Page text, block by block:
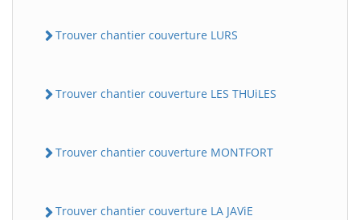
Trouver chantier couverture LURS
Trouver chantier couverture LES THUiLES
Trouver chantier couverture MONTFORT
Trouver chantier couverture LA JAViE